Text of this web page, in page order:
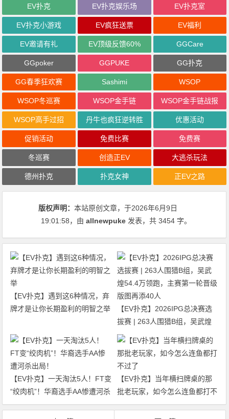
EV扑克 EV扑克娱乐场 EV扑克室
EV扑克小游戏 EV疯狂送票 EV福利
EV邀请有礼 EV顶级反馈60% GGCare
GGpoker GGPUKE GG扑克
GG春季狂欢赛 Sashimi WSOP
WSOP冬巡赛 WSOP金手链 WSOP金手链战报
WSOP高手过招 丹牛也疯狂逆转胜 优惠活动
促销活动 免费比赛 免费赛
冬巡赛 创造正EV 大逃杀玩法
德州扑克 扑克女神 正EV之路
版权声明：本站原创文章，于2026年6月9日
19:01:58，由allnewpuke 发表，共 3454 字。
【EV扑克】遇到这6种情况，弃
牌才是让你长期盈利的明智之举
【EV扑克】2026IPG总决赛选
拔赛 | 263人围猎B组，吴武煌
54.4万领跑，主赛第一轮晋级版
【EV扑克】一天淘汰5人！FT变
“绞肉机”！华裔选手AA惨遭河杀
出局！
【EV扑克】当年横扫牌桌的那
批老玩家，如今怎么连鱼都打不
过了